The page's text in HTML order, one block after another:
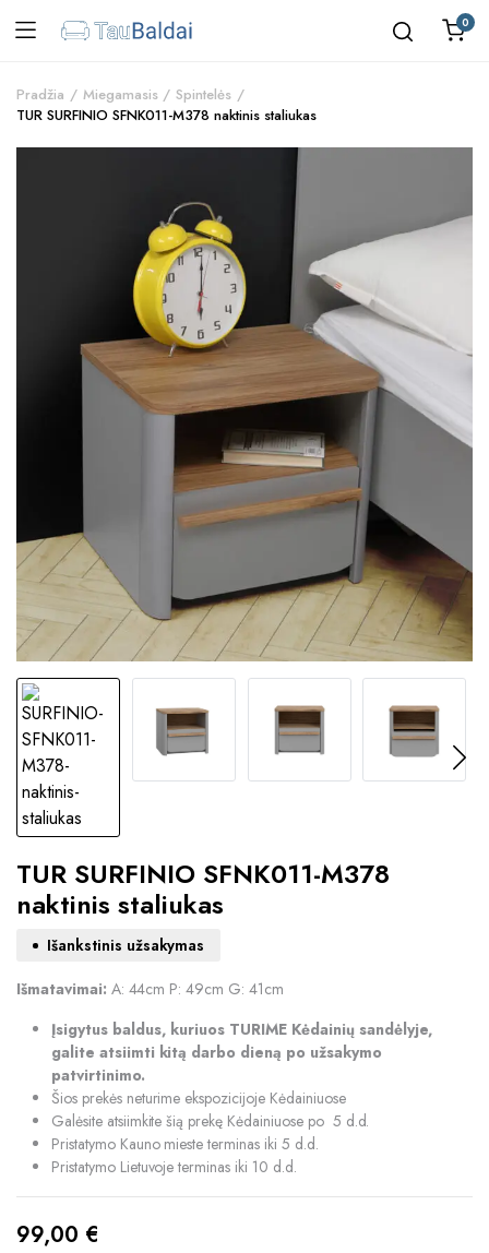
0
Pradžia Miegamasis
Spintelės
TUR SURFINIO SFNK011-M378 naktinis staliukas
TUR SURFINIO SFNK011-M378
naktinis staliukas
Išankstinis užsakymas
Išmatavimai: A: 44cm P: 49cm G: 41cm
Įsigytus baldus, kuriuos TURIME Kėdainių sandėlyje,
galite atsiimti kitą darbo dieną po užsakymo
patvirtinimo.
Šios prekės neturime ekspozicijoje Kėdainiuose
Galėsite atsiimkite šią prekę Kėdainiuose po 5 d.d.
Pristatymo Kauno mieste terminas iki 5 d.d.
Pristatymo Lietuvoje terminas iki 10 d.d.
99,00 €